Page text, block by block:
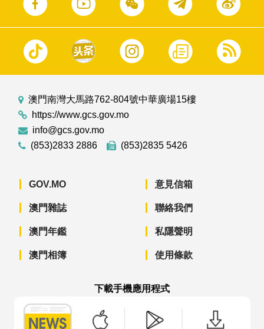
澳門南灣大馬路762-804號中華廣場15樓
https://www.gcs.gov.mo
info@gcs.gov.mo
(853)2833 2886
(853)2835 5426
GOV.MO
澳門雜誌
澳門年鑑
澳門相簿
意見信箱
聯絡我們
私隱聲明
使用條款
下載手機應用程式